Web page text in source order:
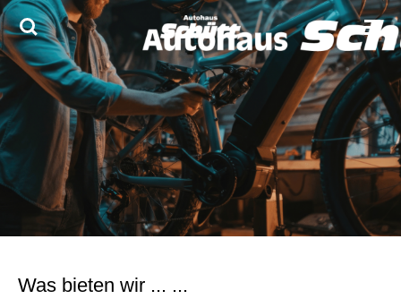
Zum
Hauptinhalt
springen
Was bieten wir ... ...